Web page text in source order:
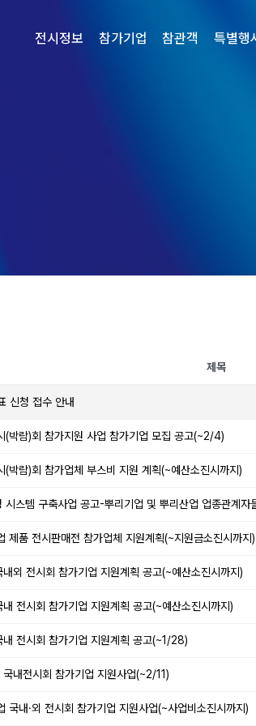
전시정보 참가기업 참관객 특별행
제목
신청 접수 안내
박람)회 참가지원 사업 참가기업 모집 공고(~2/4)
람)회 참가업체 부스비 지원 계획(~예산소진시까지)
스템 구축사업 공고-뿌리기업 및 뿌리산업 업종관계자
품 전시판매전 참가업체 지원계획(~지원금소진시까지)
외 전시회 참가기업 지원계획 공고(~예산소진시까지)
전시회 참가기업 지원계획 공고(~예산소진시까지)
전시회 참가기업 지원계획 공고(~1/28)
내전시회 참가기업 지원사업(~2/11)
내·외 전시회 참가기업 지원사업(~사업비소진시까지)